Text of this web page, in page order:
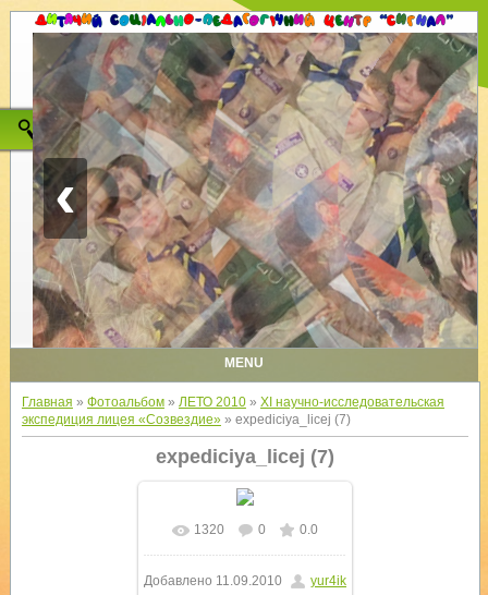
‹
MENU
Главная » Фотоальбом» ЛЕТО 2010» XI научно-исследовательская
экспедиция лицея «Созвездие»» expediciya_licej (7)
expediciya_licej (7)
В реальном размере
768x1024/ 222.2Kb
1320 0 0.0
Добавлено 11.09.2010 yur4ik